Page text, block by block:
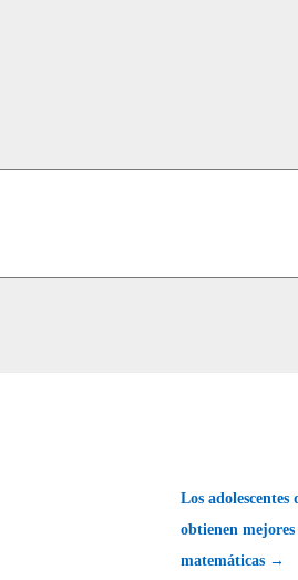
Los adolescentes
obtienen
matemáticas →